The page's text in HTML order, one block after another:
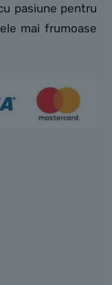
pasiune pentru
mai frumoase